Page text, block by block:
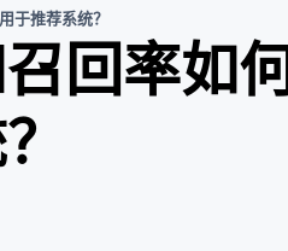
于推荐系统？
回率如